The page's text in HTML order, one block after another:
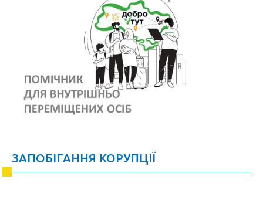
ЗАПОБІГАННЯ КОРУПЦІЇ